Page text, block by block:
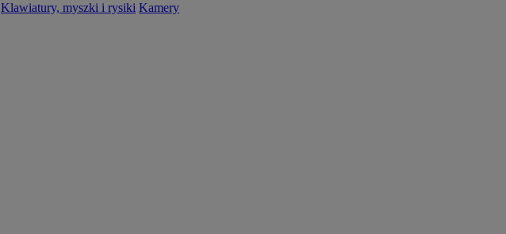
Klawiatury, myszki i rysiki Kamery